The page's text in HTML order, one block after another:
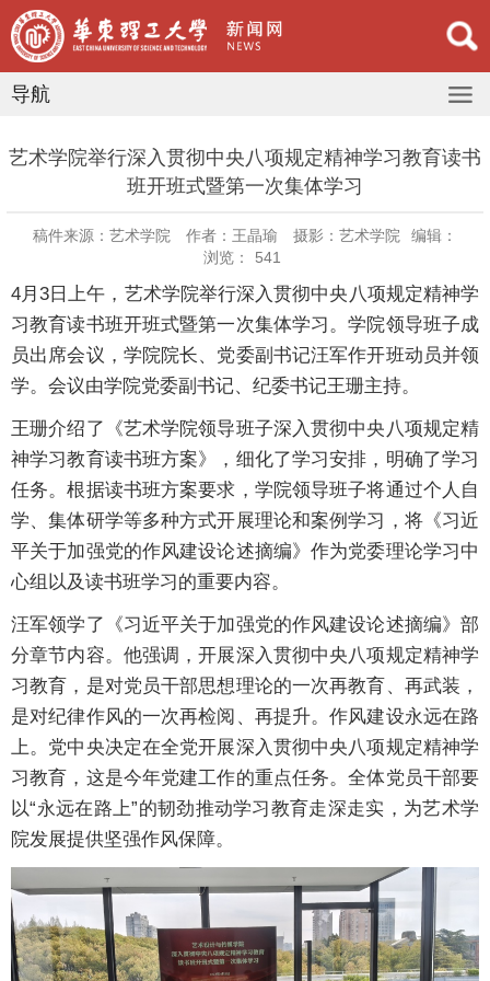
导航
​艺术学院举行深入贯彻中央八项规定精神学习教育读书
班开班式暨第一次集体学习
稿件来源：艺术学院 作者：王晶瑜 摄影：艺术学院
编辑：
浏览：
541
4月3日上午，艺术学院举行深入贯彻中央八项规定精神学
习教育读书班开班式暨第一次集体学习。学院领导班子成
员出席会议，学院院长、党委副书记汪军作开班动员并领
学。会议由学院党委副书记、纪委书记王珊主持。
王珊介绍了《艺术学院领导班子深入贯彻中央八项规定精
神学习教育读书班方案》，细化了学习安排，明确了学习
任务。根据读书班方案要求，学院领导班子将通过个人自
学、集体研学等多种方式开展理论和案例学习，将《习近
平关于加强党的作风建设论述摘编》作为党委理论学习中
心组以及读书班学习的重要内容。
汪军领学了《习近平关于加强党的作风建设论述摘编》部
分章节内容。他强调，开展深入贯彻中央八项规定精神学
习教育，是对党员干部思想理论的一次再教育、再武装，
是对纪律作风的一次再检阅、再提升。作风建设永远在路
上。党中央决定在全党开展深入贯彻中央八项规定精神学
习教育，这是今年党建工作的重点任务。全体党员干部要
以“永远在路上”的韧劲推动学习教育走深走实，为艺术学
院发展提供坚强作风保障。